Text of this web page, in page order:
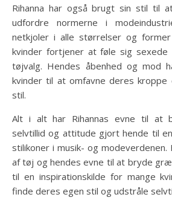
Rihanna har også brugt sin stil til
udfordre normerne i
netkjoler i alle størrelser og
kvinder fortjener at føle sig sexede
tøjvalg. Hendes åbenhed og mod
kvinder til at omfavne deres kroppe
stil.
Alt i alt har Rihannas evne til at
selvtillid og attitude gjort hende til
stilikoner i musik- og
af tøj og hendes evne til at bryde
til en inspirationskilde for mange
finde deres egen stil og udstråle